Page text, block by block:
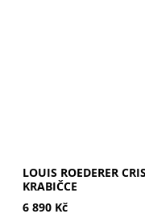
Objevte šampaňské
dárkové krabičce.
z Grand Cru vinic.
LOUIS ROEDERER
KRABIČCE
6 890 Kč